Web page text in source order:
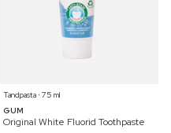
Tandpasta ⋅ 75 ml
GUM
Original White Fluorid Toothpaste